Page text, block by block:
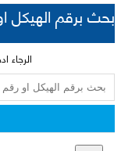
بحث برقم الهيكل
الرجاء